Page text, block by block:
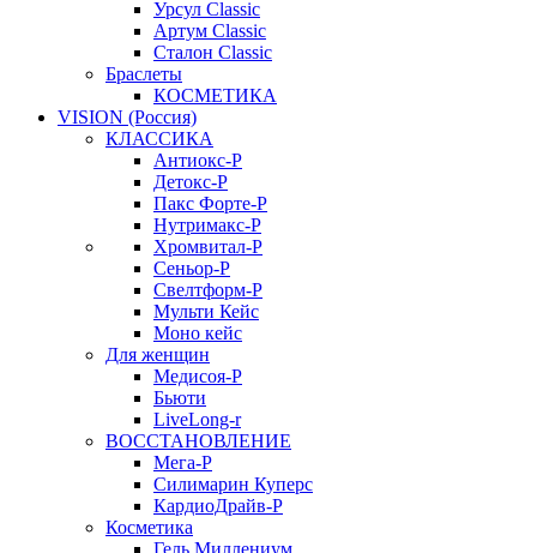
Урсул Classic
Артум Classic
Сталон Classic
Браслеты
КОСМЕТИКА
VISION (Россия)
КЛАССИКА
Антиокс-Р
Детокс-Р
Пакс Форте-Р
Нутримакс-Р
Хромвитал-Р
Сеньор-Р
Свелтформ-Р
Мульти Кейс
Моно кейс
Для женщин
Медисоя-Р
Бьюти
LiveLong-r
ВОССТАНОВЛЕНИЕ
Мега-Р
Силимарин Куперс
КардиоДрайв-Р
Косметика
Гель Миллениум